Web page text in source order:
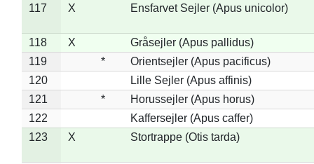
117
X Ensfarvet Sejler (Apus unicolor)
118 X
Gråsejler (Apus pallidus)
119
*
Orientsejler (Apus pacificus)
120
Lille Sejler (Apus affinis)
121
*
Horussejler (Apus horus)
122
Kaffersejler (Apus caffer)
123
X Stortrappe (Otis tarda)